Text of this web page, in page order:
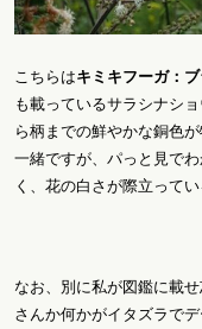
こちらはキミキフーガ：
も載っているサラシナシ
ら柄までの鮮やかな銅色
一緒ですが、パっと見で
く、花の白さが際立って
なお、別に私が図鑑に載
さんか何かがイタズラで